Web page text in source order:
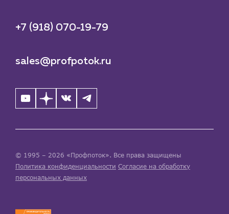
+7 (918) 070-19-79
sales@profpotok.ru
© 1995 – 2026 «Профпоток». Все права защищены
Политика конфиденциальности Согласие на обработку
персональных данных